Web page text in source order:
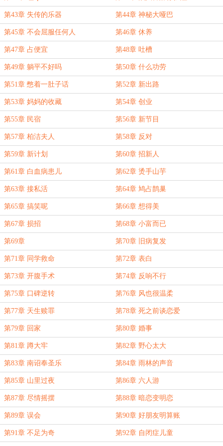
第43章 失传的乐器 第44章 神秘大哑巴
第45章 不会屈服任何人 第46章 休养
第47章 占便宜 第48章 吐槽
第49章 躺平不好吗 第50章 什么功劳
第51章 憋着一肚子话 第52章 新出路
第53章 妈妈的收藏 第54章 创业
第55章 民宿 第56章 新节目
第57章 柏洁夫人 第58章 反对
第59章 新计划 第60章 招新人
第61章 白血病患儿 第62章 烫手山芋
第63章 接私活 第64章 鸠占鹊巢
第65章 搞笑呢 第66章 想得美
第67章 损招 第68章 小富而已
第69章 第70章 旧病复发
第71章 同学救命 第72章 表白
第73章 开腹手术 第74章 反响不行
第75章 口碑逆转 第76章 风也很温柔
第77章 天生赎罪 第78章 死之前谈恋爱
第79章 回家 第80章 婚事
第81章 蹲大牢 第82章 野心太大
第83章 南诏奉圣乐 第84章 雨林的声音
第85章 山里过夜 第86章 六人游
第87章 尽情摇摆 第88章 暗恋变明恋
第89章 误会 第90章 好朋友明算账
第91章 不足为奇 第92章 自闭症儿童